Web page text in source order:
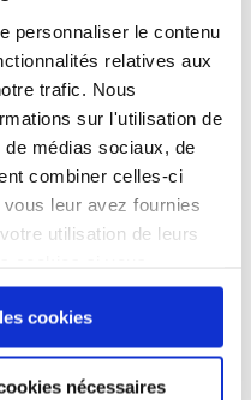
personnaliser le contenu
relatives aux
trafic. Nous
sur l'utilisation de
médias sociaux, de
combiner celles-ci
leur avez fournies
utilisation de leurs
cookies
nécessaires